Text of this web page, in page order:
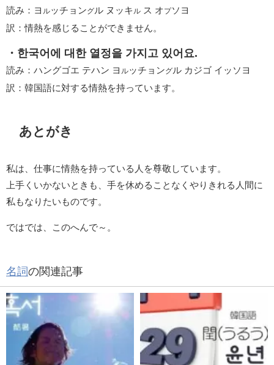
読み：ヨ ルッチョング ル ヌッキ ル ス オプソヨ
訳：情熱を感じることができません。
・한국어에 대한 열정을 가지고 있어요.
読み：ハングゴエ テハン ヨ ルッチョング ル カジゴ イッソヨ
訳：韓国語に対する情熱を持っています。
あとがき
私は、仕事に情熱を持っている人を尊敬しています。
上手くいかないときも、手を休めることなくやりきれる人間に
私もなりたいものです。
ではでは、このへんで～。
名詞の関連記事